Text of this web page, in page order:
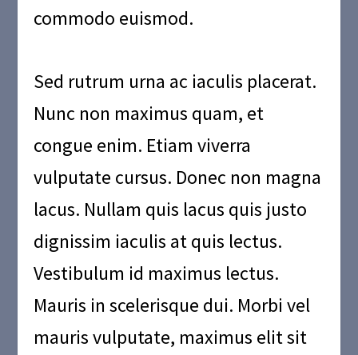
commodo euismod.
Sed rutrum urna ac iaculis placerat.
Nunc non maximus quam, et
congue enim. Etiam viverra
vulputate cursus. Donec non magna
lacus. Nullam quis lacus quis justo
dignissim iaculis at quis lectus.
Vestibulum id maximus lectus.
Mauris in scelerisque dui. Morbi vel
mauris vulputate, maximus elit sit